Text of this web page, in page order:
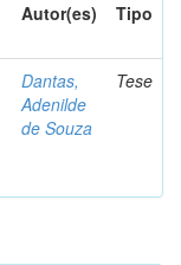
Autor(es) Tipo
Dantas,
Adenilde
de Souza
Tese